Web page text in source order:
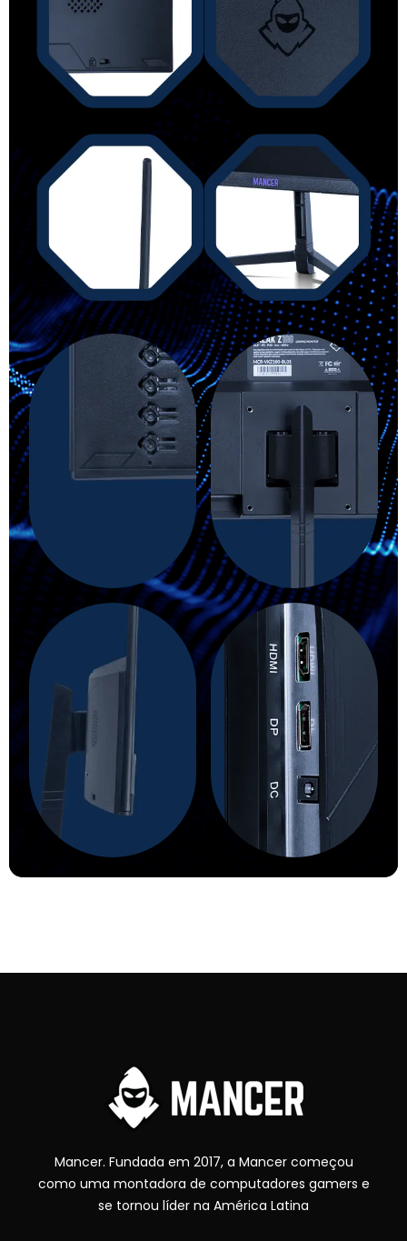
Mancer. Fundada em 2017, a Mancer começou
como uma montadora de computadores gamers e
se tornou líder na América Latina